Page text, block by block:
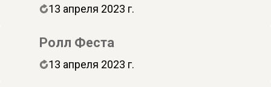
13 апреля 2023 г.
Ролл Феста
13 апреля 2023 г.